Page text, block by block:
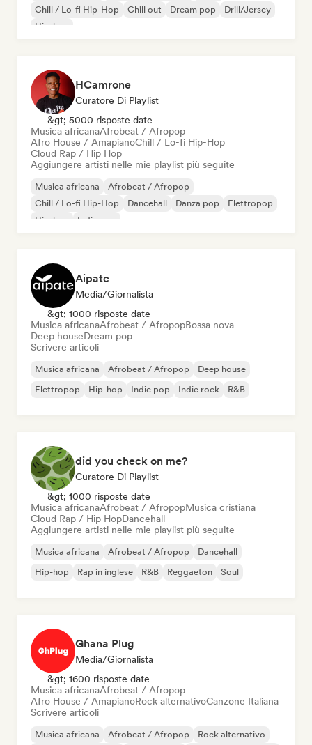
Chill / Lo-fi Hip-Hop
Chill out Dream pop
Drill/Jersey
Hip-hop
HCamrone
Curatore Di Playlist
&gt; 5000 risposte date
Musica africanaAfrobeat / Afropop
Afro House / AmapianoChill / Lo-fi Hip-Hop
Cloud Rap / Hip Hop
Aggiungere artisti nelle mie playlist più seguite
Musica africana
Afrobeat / Afropop
Chill / Lo-fi Hip-Hop
Dancehall Danza pop
Elettropop
Hip-hop
Indie pop
Aipate
Media/Giornalista
&gt; 1000 risposte date
Musica africanaAfrobeat / AfropopBossa nova
Deep houseDream pop
Scrivere articoli
Musica africana Afrobeat / Afropop
Deep house
Elettropop
Hip-hop Indie pop Indie rock R&B
did you check on me?
Curatore Di Playlist
&gt; 1000 risposte date
Musica africanaAfrobeat / AfropopMusica cristiana
Cloud Rap / Hip HopDancehall
Aggiungere artisti nelle mie playlist più seguite
Musica africana Afrobeat / Afropop
Dancehall
Hip-hop
Rap in inglese R&B Reggaeton Soul
Ghana Plug
Media/Giornalista
&gt; 1600 risposte date
Musica africanaAfrobeat / Afropop
Afro House / AmapianoRock alternativoCanzone Italiana
Scrivere articoli
Musica africana Afrobeat / Afropop
Rock alternativo